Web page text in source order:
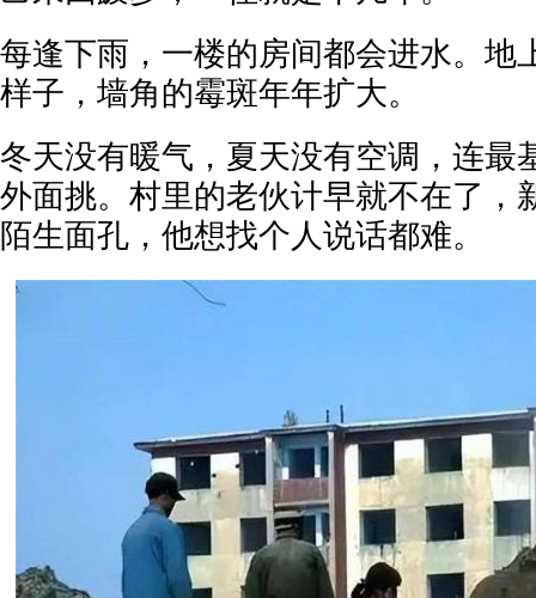
每逢下雨，一楼的房间都会进水。地
样子，墙角的霉斑年年扩大。
冬天没有暖气，夏天没有空调，连最
外面挑。村里的老伙计早就不在了，
陌生面孔，他想找个人说话都难。